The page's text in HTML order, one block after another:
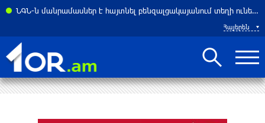
ՆԳՆ-ն մանրամասներ է հայտնել բենզալցակայանում տեղի ունեցած պայթյունից
Հայերեն